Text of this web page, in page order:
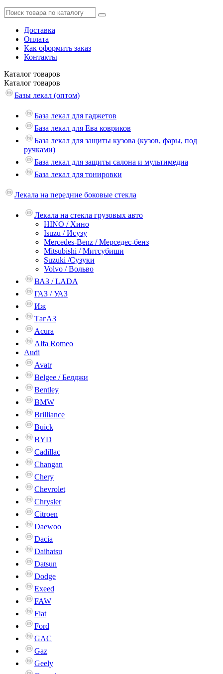
Доставка
Оплата
Как оформить заказ
Контакты
Каталог товаров
Каталог товаров
Базы лекал (оптом)
База лекал для гаджетов
База лекал для Ева ковриков
База лекал для защиты кузова (кузов, фары, под
ручками)
База лекал для защиты салона и мультимедиа
База лекал для тонировки
Лекала на передние боковые стекла
Лекала на стекла грузовых авто
HINO / Хино
Isuzu / Исузу
Mercedes-Benz / Мерседес-бенз
Mitsubishi / Митсубиши
Suzuki /Сузуки
Volvo / Вольво
ВАЗ / LADA
ГАЗ / УАЗ
Иж
ТагАЗ
Acura
Alfa Romeo
Audi
Avatr
Belgee / Белджи
Bentley
BMW
Brilliance
Buick
BYD
Cadillac
Changan
Chery
Chevrolet
Chrysler
Citroen
Daewoo
Dacia
Daihatsu
Datsun
Dodge
Exeed
FAW
Fiat
Ford
GAC
Gaz
Geely